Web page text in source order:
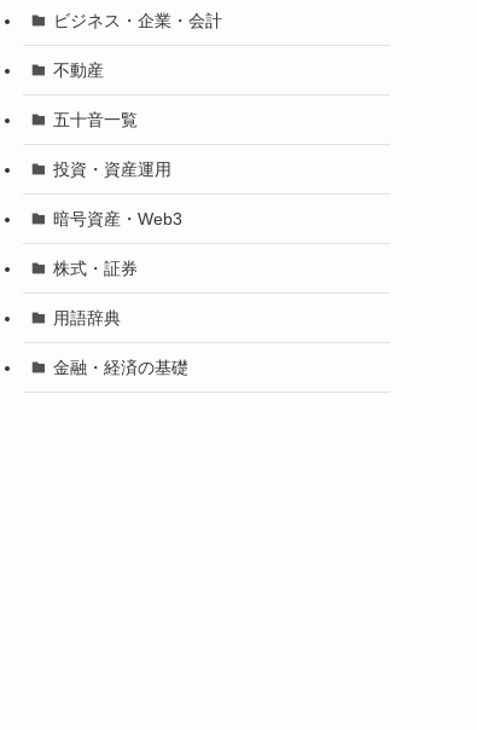
ビジネス・企業・会計
不動産
五十音一覧
投資・資産運用
暗号資産・Web3
株式・証券
用語辞典
金融・経済の基礎